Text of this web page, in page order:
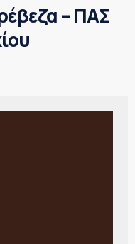
– ΠΑΣ